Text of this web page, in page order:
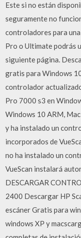
Este si no están
seguramente no
controladores para
Pro o Ultimate podrás
siguiente página.
gratis para Windows
controlador
Pro 7000 s3 en
Windows 10 ARM,
y ha instalado un
incorporados de
no ha instalado un
VueScan instalará
DESCARGAR
2400 Descargar HP
escáner Gratis para
windows XP y